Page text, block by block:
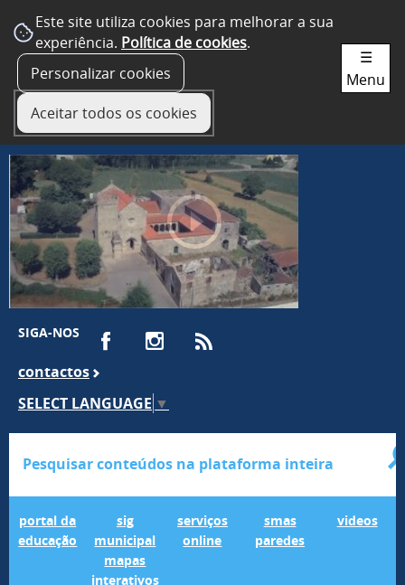
Este site utiliza cookies para melhorar a sua
experiência. Política de cookies.
Personalizar cookies
Aceitar todos os cookies
SIGA-NOS
contactos
SELECT LANGUAGE ▼
portal da
educação
sig
municipal
mapas
interativos
serviços
online
smas
paredes
videos
☰
Menu